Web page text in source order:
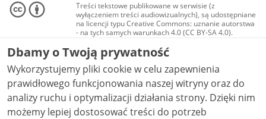
Treści tekstowe publikowane w serwisie (z
wyłączeniem treści audiowizualnych), są udostępniane
na licencji typu Creative Commons: uznanie autorstwa
- na tych samych warunkach 4.0 (CC BY-SA 4.0).
Materiały audiowizualne, w tym zdjęcia, materiały
audio i wideo, są udostępniane na licencji typu
Creative Commons: uznanie autorstwa użycie
niekomercyjne - bez utworów zależnych 4.0 (CC BY-
NC-ND 4.0), o ile nie jest to stwierdzone inaczej.
Dbamy o Twoją prywatność
Wykorzystujemy pliki cookie w celu zapewnienia
prawidłowego funkcjonowania naszej witryny oraz do
analizy ruchu i optymalizacji działania strony. Dzięki nim
możemy lepiej dostosować treści do potrzeb